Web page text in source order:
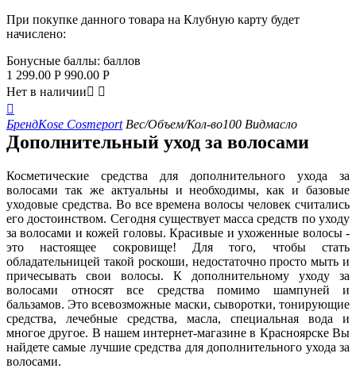
При покупке данного товара на Клубную карту будет
начислено:
Бонусные баллы: баллов
1 299.00 Р 990.00 Р
Нет в наличии 

БрендKose Cosmeport Вес/Объем/Кол-во100 Видмасло
Дополнительный уход за волосами
Косметические средства для дополнительного ухода за
волосами так же актуальны и необходимы, как и базовые
уходовые средства. Во все времена волосы человек считались
его достоинством. Сегодня существует масса средств по уходу
за волосами и кожей головы. Красивые и ухоженные волосы -
это настоящее сокровище! Для того, чтобы стать
обладательницей такой роскоши, недостаточно просто мыть и
причесывать свои волосы. К дополнительному уходу за
волосами относят все средства помимо шампуней и
бальзамов. Это всевозможные маски, сыворотки, тонирующие
средства, лечебные средства, масла, специальная вода и
многое другое. В нашем интернет-магазине в Красноярске Вы
найдете самые лучшие средства для дополнительного ухода за
волосами.